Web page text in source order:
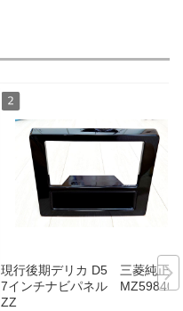
現行後期デリカ D5 三菱純正
7インチナビパネル MZ598405
ZZ